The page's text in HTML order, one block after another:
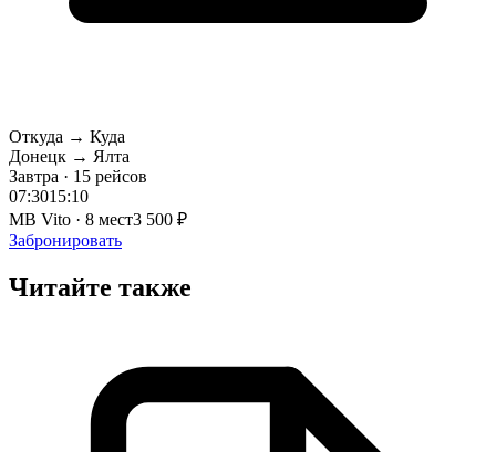
Откуда → Куда
Донецк → Ялта
Завтра · 15 рейсов
07:3015:10
MB Vito · 8 мест3 500 ₽
Забронировать
Читайте также